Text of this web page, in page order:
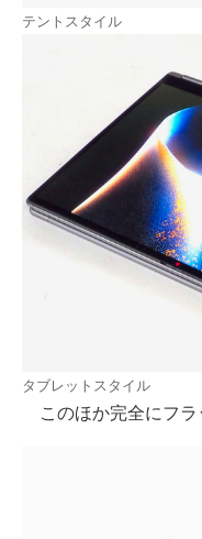
テントスタイル
タブレットスタイル
このほか完全にフラ